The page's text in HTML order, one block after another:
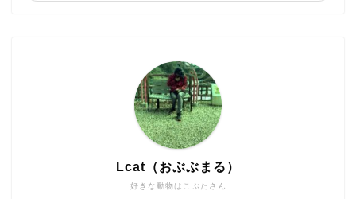
好きな動物はこぶたさん
Lcat（おぶぶまる）